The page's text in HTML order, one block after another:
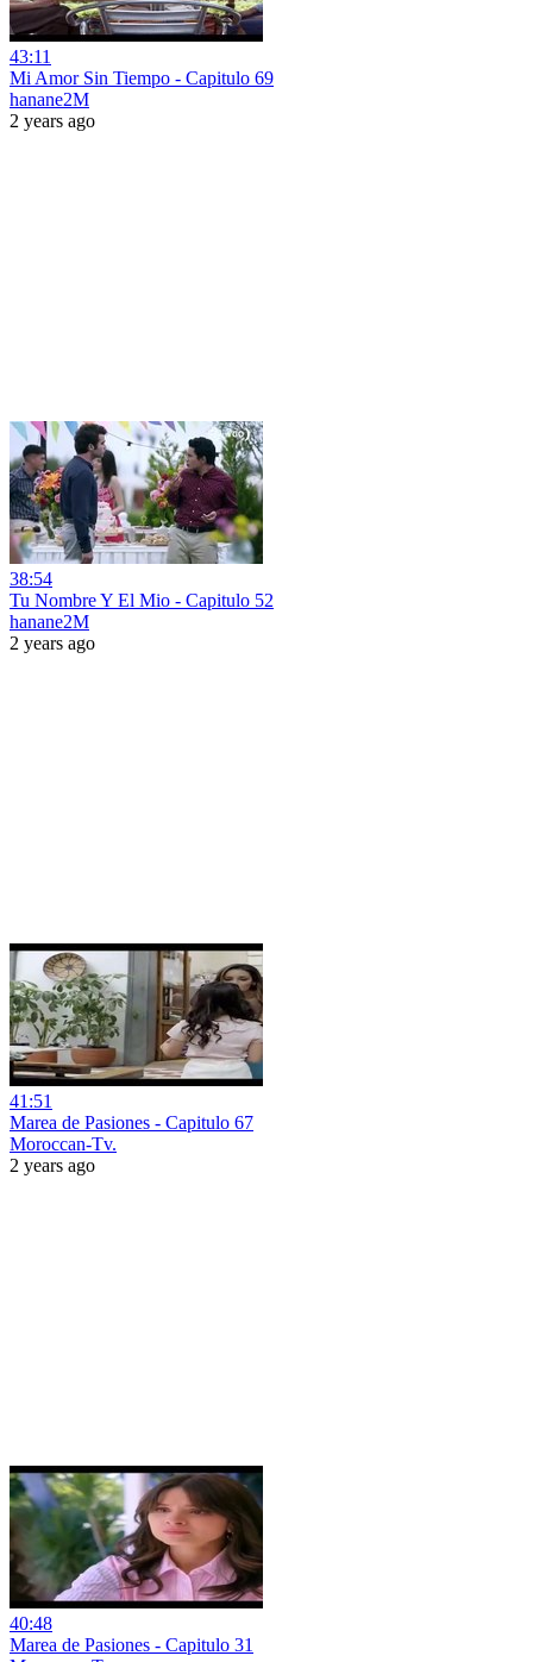
43:11
Mi Amor Sin Tiempo - Capitulo 69
hanane2M
2 years ago
38:54
Tu Nombre Y El Mio - Capitulo 52
hanane2M
2 years ago
41:51
Marea de Pasiones - Capitulo 67
Moroccan-Tv.
2 years ago
40:48
Marea de Pasiones - Capitulo 31